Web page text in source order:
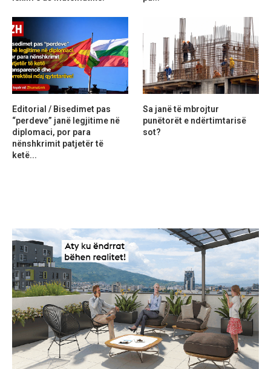
Editorial / Bisedimet pas
“perdeve” janë legjitime në
diplomaci, por para
nënshkrimit patjetër të
ketë...
Sa janë të mbrojtur
punëtorët e ndërtimtarisë
sot?